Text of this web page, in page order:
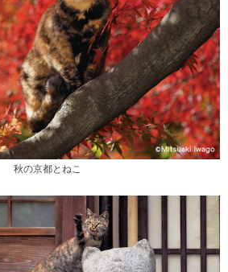
秋の京都とねこ